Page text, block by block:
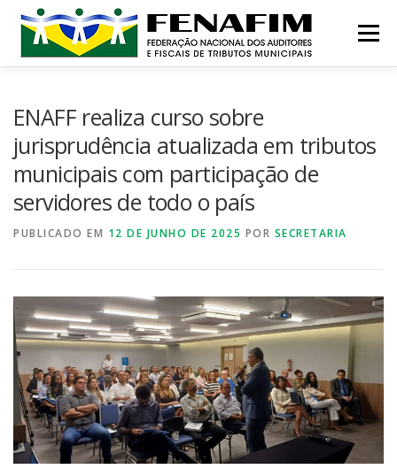
para
conteúdo
Menu
CONTATO INSTITUCIONAL CONGRESSOS
PRÊMIO
ENAFF realiza curso sobre
jurisprudência atualizada em tributos
municipais com participação de
servidores de todo o país
PUBLICADO EM 12 DE JUNHO DE 2025 POR SECRETARIA